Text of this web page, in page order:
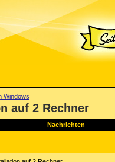
Windows
auf 2 Rechner
Nachrichten